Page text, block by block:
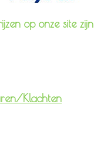
op onze site zijn
Klachten